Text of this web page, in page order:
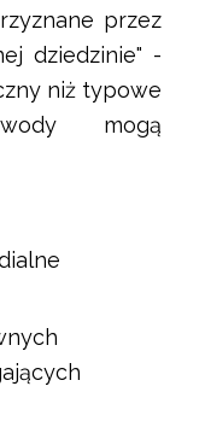
przez
dziedzinie" -
niż typowe
mogą